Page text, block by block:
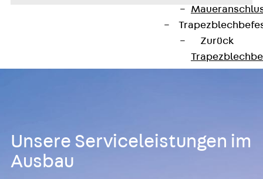
Zurück
Unsere Serviceleistungen im
Ausbau